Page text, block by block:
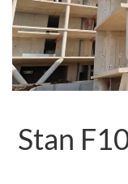
Stan